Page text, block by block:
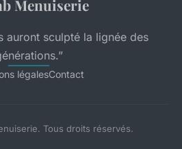
Menuiserie
auront sculpté la lignée des
légalesContact
Tous droits réservés.